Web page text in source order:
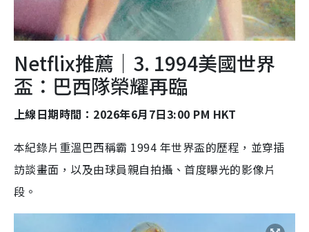
Netflix推薦｜3. 1994美國世界
盃：巴西隊榮耀再臨
上線日期時間：2026年6月7日3:00 PM HKT
本紀錄片重溫巴西稱霸 1994 年世界盃的歷程，並穿插
訪談畫面，以及由球員親自拍攝、首度曝光的影像片
段。